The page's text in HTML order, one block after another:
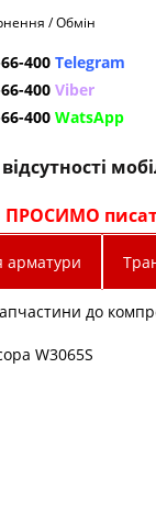
/ Обмін
400 Telegram
400 Viber
400 WatsApp
відсутності
ПРОСИМО
арматури
до
W3065S